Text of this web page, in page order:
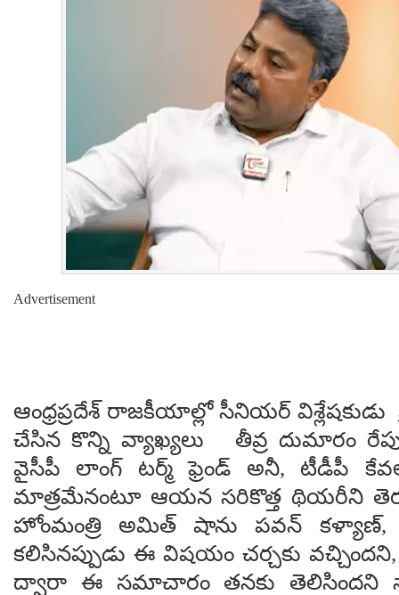
Advertisement
ఆంధ్రప్రదేశ్ రాజకీయాల్లో సీనియర్ విశ్లేషకుడు
చేసిన కొన్ని వ్యాఖ్యలు తీవ్ర దుమారం
వైసీపీ లాంగ్ టర్మ్ ఫ్రెండ్ అనీ, టీడీపీ
మాత్రమేనంటూ ఆయన సరికొత్త థియరీని
హోంమంత్రి అమిత్ షాను పవన్ కళ్యాణ్,
కలిసినప్పుడు ఈ విషయం చర్చకు
ద్వారా ఈ సమాచారం తనకు తెలిసిందని